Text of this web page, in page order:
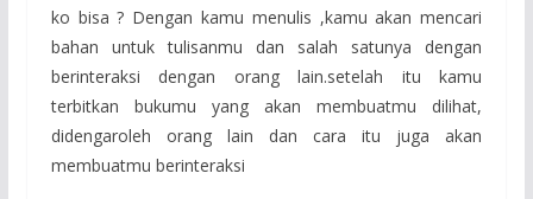
ko bisa ? Dengan kamu menulis ,kamu akan mencari
bahan untuk tulisanmu dan salah satunya dengan
berinteraksi dengan orang lain.setelah itu kamu
terbitkan bukumu yang akan membuatmu dilihat,
didengaroleh orang lain dan cara itu juga akan
membuatmu berinteraksi